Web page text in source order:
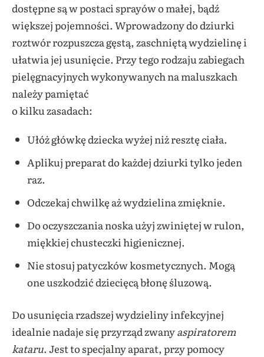
dostępne są w postaci sprayów o małej, bądź
większej pojemności. Wprowadzony do dziurki
roztwór rozpuszcza gęstą, zaschniętą wydzielinę i
ułatwia jej usunięcie. Przy tego rodzaju zabiegach
pielęgnacyjnych wykonywanych na maluszkach
należy pamiętać
o kilku zasadach:
Ułóż główkę dziecka wyżej niż resztę ciała.
Aplikuj preparat do każdej dziurki tylko jeden
raz.
Odczekaj chwilkę aż wydzielina zmięknie.
Do oczyszczania noska użyj zwiniętej w rulon,
miękkiej chusteczki higienicznej.
Nie stosuj patyczków kosmetycznych. Mogą
one uszkodzić dziecięcą błonę śluzową.
Do usunięcia rzadszej wydzieliny infekcyjnej
idealnie nadaje się przyrząd zwanyaspiratorem
kataru. Jest to specjalny aparat, przy pomocy